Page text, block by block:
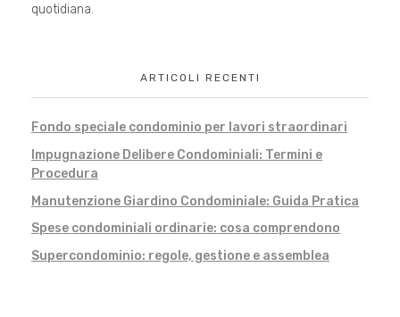
quotidiana.
ARTICOLI RECENTI
Fondo speciale condominio per lavori straordinari
Impugnazione Delibere Condominiali: Termini e
Procedura
Manutenzione Giardino Condominiale: Guida Pratica
Spese condominiali ordinarie: cosa comprendono
Supercondominio: regole, gestione e assemblea